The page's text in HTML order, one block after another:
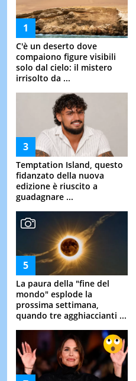
C'è un deserto dove
compaiono figure visibili
solo dal cielo: il mistero
irrisolto da ...
Temptation Island, questo
fidanzato della nuova
edizione è riuscito a
guadagnare ...
La paura della "fine del
mondo" esplode la
prossima settimana,
quando tre agghiaccianti ...